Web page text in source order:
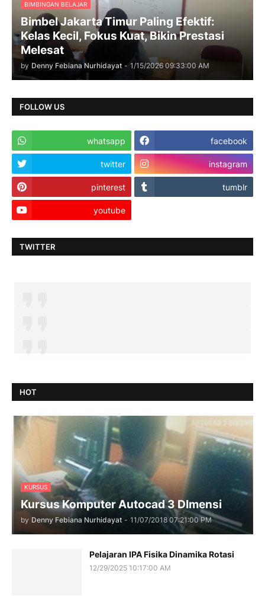
BIMBINGAN BELAJAR
Bimbel Jakarta Timur Paling Efektif:
Kelas Kecil, Fokus Kuat, Bikin Prestasi
Melesat
by Denny Febiana Nurhidayat - 1/15/2026 09:33:00 AM
FOLLOW US
whatsapp facebook
twitter instagram
pinterest tumblr
youtube
TWITTER
HOT
KURSUS
Kursus Komputer Autocad 3 DImensi
by Denny Febiana Nurhidayat - 11/07/2018 07:21:00 PM
Pelajaran IPA Fisika Dinamika Rotasi
12/29/2025 10:17:00 AM